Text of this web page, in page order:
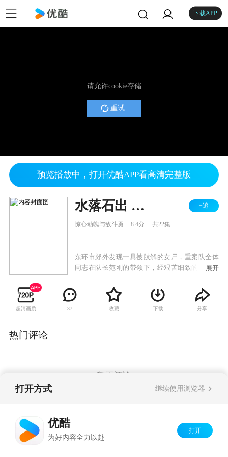
下载APP
请允许cookie存储
重试
预览播放中，打开优酷APP看高清完整版
水落石出 第三部 +追
惊心动魄与敌斗勇 8.4分 共22集
东环市郊外发现一具被肢解的女尸，重案队全体
同志在队长范刚的带领下，经艰苦细致的侦查，
人的身份，锁定了重大犯罪嫌疑人龙飞，可是，
在他们取得确凿证据之后，龙飞却被诊断为精神
分裂症，不负刑事责任，他们又同包庇犯罪的不
展开
超清画质 37 收藏 下载 分享
热门评论
暂无评论
打开方式 继续使用浏览器
优酷
为好内容全力以赴
打开